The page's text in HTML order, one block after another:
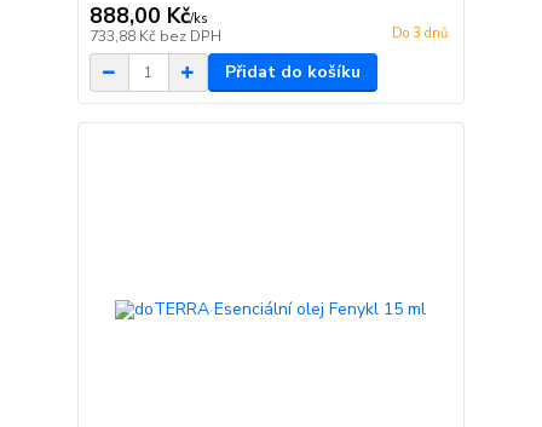
888,00 Kč/ks
733,88 Kč bez DPH Do 3 dnů
Přidat do košíku